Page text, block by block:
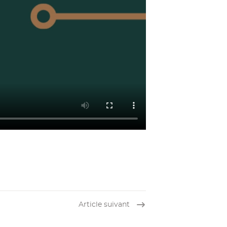
Article suivant